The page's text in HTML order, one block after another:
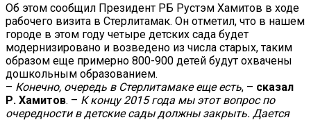
Об этом сообщил Президент РБ Рустэм Хамитов в ходе
рабочего визита в Стерлитамак. Он отметил, что в нашем
городе в этом году четыре детских сада будет
модернизировано и возведено из числа старых, таким
образом еще примерно 800-900 детей будут охвачены
дошкольным образованием.
– Конечно, очередь в Стерлитамаке еще есть, – сказал
Р. Хамитов. – К концу 2015 года мы этот вопрос по
очередности в детские сады должны закрыть. Дается